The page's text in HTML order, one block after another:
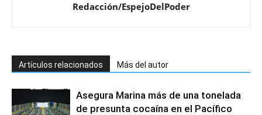
Redacción/EspejoDelPoder
Artículos relacionados Más del autor
Asegura Marina más de una tonelada
de presunta cocaína en el Pacífico